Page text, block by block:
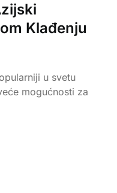
Klađenju
u svetu
mogućnosti za